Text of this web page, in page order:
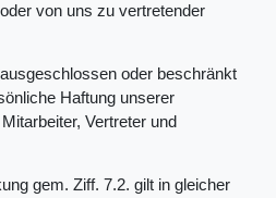
von uns zu vertretender
oder beschränkt
Haftung unserer
Vertreter und
gem. Ziff. 7.2. gilt in gleicher